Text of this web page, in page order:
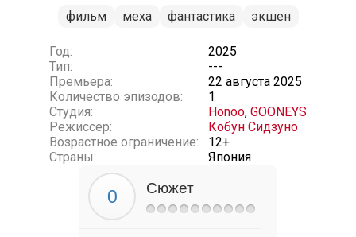
фильм
меха фантастика экшен
Год:
2025
Тип:
---
Премьера:
22 августа 2025
Количество эпизодов:
1
Студия:
Honoo, GOONEYS
Режиссер:
Кобун Сидзуно
Возрастное ограничение:
12+
Страны:
Япония
Сюжет